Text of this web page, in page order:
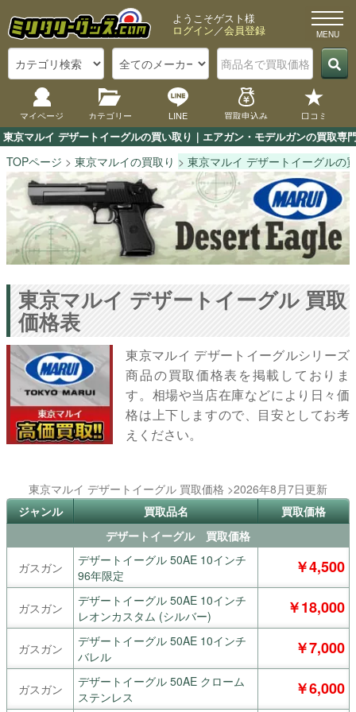
東京マルイ デザートイーグルの買い取り｜エアガン・モデルガンの買取専
ようこそゲスト様
ログイン／会員登録
マイページ カテゴリー LINE 買取申込み 口コミ
TOPページ 東京マルイの買取り 東京マルイ デザートイーグルの
東京マルイ デザートイーグル 買取
価格表
東京マルイ デザートイーグルシリーズ
商品の買取価格表を掲載しておりま
す。相場や当店在庫などにより日々価
格は上下しますので、目安としてお考
えください。
東京マルイ デザートイーグル 買取価格 >2026年8月7日更新
ジャンル
買取品名
買取価格
デザートイーグル 買取価格
ガスガン
デザートイーグル 50AE 10インチ
96年限定
￥4,500
ガスガン
デザートイーグル 50AE 10インチ
レオンカスタム (シルバー)
￥18,000
ガスガン
デザートイーグル 50AE 10インチ
バレル
￥7,000
ガスガン
デザートイーグル 50AE クローム
ステンレス
￥6,000